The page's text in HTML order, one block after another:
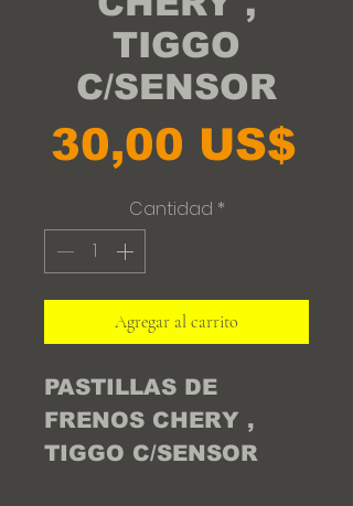
TIGGO
C/SENSOR
30,00 US$
Cantidad *
Agregar al carrito
PASTILLAS DE
FRENOS CHERY ,
TIGGO C/SENSOR